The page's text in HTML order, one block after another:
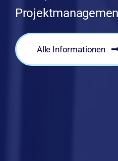
Alle Informationen